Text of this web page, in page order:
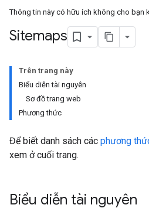
Thông tin này có hữu ích không cho bạn
Sitemaps
Trên trang này
Biểu diễn tài nguyên
Sơ đồ trang web
Phương thức
Để biết danh sách các phương
xem ở cuối trang.
Biểu diễn tài nguyên